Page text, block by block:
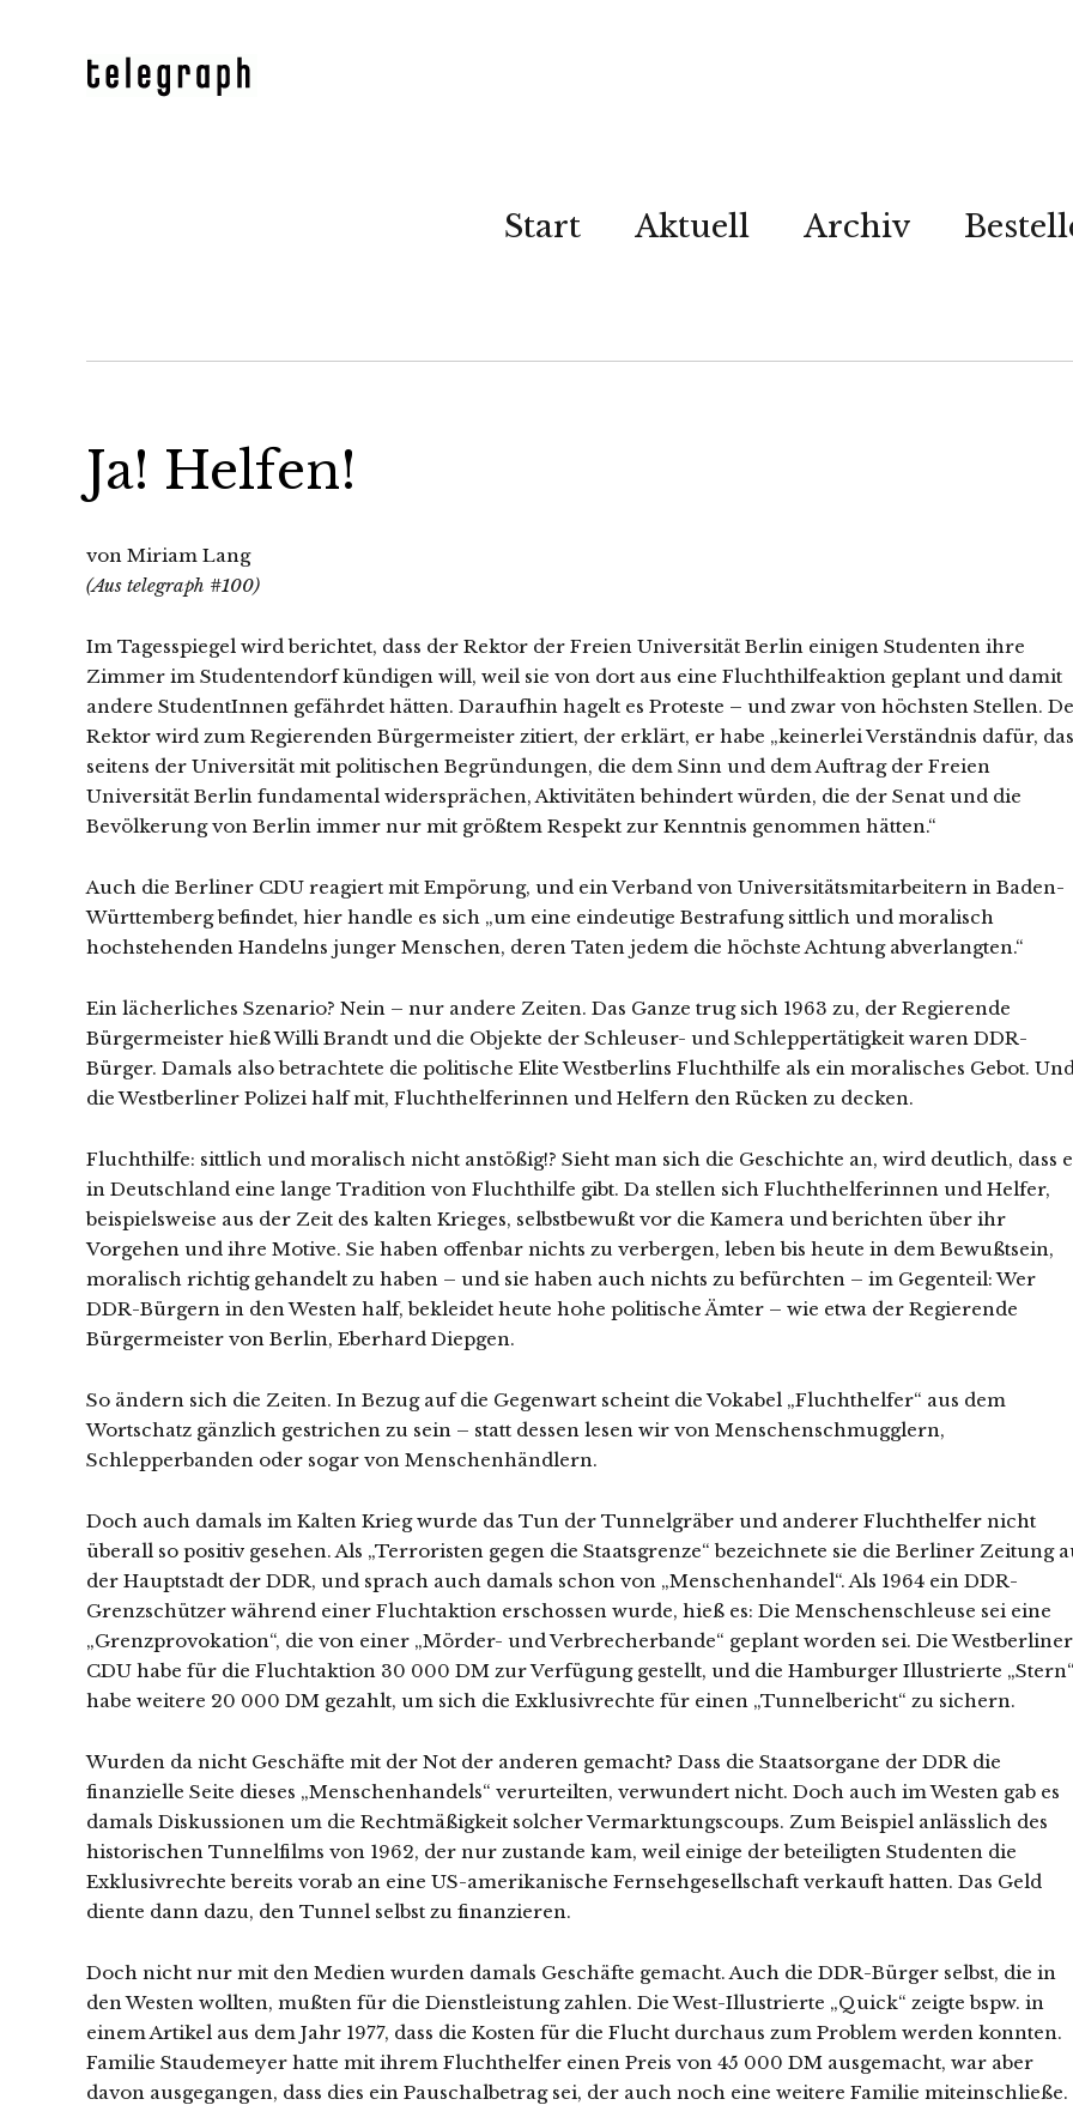
Start Aktuell Archiv
Ja! Helfen!
von Miriam Lang
(Aus telegraph #100)
Im Tagesspiegel wird berichtet, dass der Rektor der Freien Universität Berlin einigen Studenten ihre
Zimmer im Studentendorf kündigen will, weil sie von dort aus eine Fluchthilfeaktion geplant und damit
andere StudentInnen gefährdet hätten. Daraufhin hagelt es Proteste – und zwar von höchsten Stellen.
Rektor wird zum Regierenden Bürgermeister zitiert, der erklärt, er habe „keinerlei Verständnis dafür,
seitens der Universität mit politischen Begründungen, die dem Sinn und dem Auftrag der Freien
Universität Berlin fundamental widersprächen, Aktivitäten behindert würden, die der Senat und die
Bevölkerung von Berlin immer nur mit größtem Respekt zur Kenntnis genommen hätten.“
Auch die Berliner CDU reagiert mit Empörung, und ein Verband von Universitätsmitarbeitern in Baden-
Württemberg befindet, hier handle es sich „um eine eindeutige Bestrafung sittlich und moralisch
hochstehenden Handelns junger Menschen, deren Taten jedem die höchste Achtung abverlangten.“
Ein lächerliches Szenario? Nein – nur andere Zeiten. Das Ganze trug sich 1963 zu, der Regierende
Bürgermeister hieß Willi Brandt und die Objekte der Schleuser- und Schlep­per­tätigkeit waren DDR-
Bürger. Damals also betrachtete die politische Elite Westberlins Fluchthilfe als ein moralisches Gebot.
die Westberliner Polizei half mit, Fluchthelferinnen und Helfern den Rücken zu decken.
Fluchthilfe: sittlich und moralisch nicht anstößig!? Sieht man sich die Geschichte an, wird deutlich, dass
in Deutschland eine lange Tradition von Fluchthilfe gibt. Da stellen sich Fluchthelferinnen und Helfer,
beispielsweise aus der Zeit des kalten Krieges, selbstbewußt vor die Kamera und berichten über ihr
Vorgehen und ihre Motive. Sie haben offenbar nichts zu verbergen, leben bis heute in dem Bewußtsein,
moralisch richtig gehandelt zu haben – und sie haben auch nichts zu befürchten – im Gegenteil: Wer
DDR-Bürgern in den Westen half, bekleidet heute hohe politische Ämter – wie etwa der Regierende
Bürgermeister von Berlin, Eberhard Diepgen.
So ändern sich die Zeiten. In Bezug auf die Gegenwart scheint die Vokabel „Fluchthelfer“ aus dem
Wortschatz gänzlich gestrichen zu sein – statt dessen lesen wir von Menschenschmugglern,
Schlepperbanden oder sogar von Menschenhändlern.
Doch auch damals im Kalten Krieg wurde das Tun der Tunnelgräber und anderer Fluchthelfer nicht
überall so positiv gesehen. Als „Terroristen gegen die Staatsgrenze“ bezeichnete sie die Berliner Zeitung
der Hauptstadt der DDR, und sprach auch damals schon von „Menschenhandel“. Als 1964 ein DDR-
Grenzschützer während einer Fluchtaktion erschossen wurde, hieß es: Die Menschenschleuse sei eine
„Grenzprovokation“, die von einer „Mörder- und Verbrecherbande“ geplant worden sei. Die Westberliner
CDU habe für die Fluchtaktion 30 000 DM zur Verfügung gestellt, und die Hamburger Illustrierte „Stern“
habe weitere 20 000 DM gezahlt, um sich die Exklusivrechte für einen „Tunnelbericht“ zu sichern.
Wurden da nicht Geschäfte mit der Not der anderen gemacht? Dass die Staatsorgane der DDR die
finanzielle Seite dieses „Menschenhandels“ verurteilten, verwundert nicht. Doch auch im Westen gab es
damals Diskussionen um die Rechtmäßigkeit solcher Ver­marktungscoups. Zum Beispiel anlässlich des
historischen Tunnelfilms von 1962, der nur zustande kam, weil einige der beteiligten Studenten die
Exklusivrechte bereits vorab an eine US-amerikanische Fernsehgesellschaft verkauft hatten. Das Geld
diente dann dazu, den Tunnel selbst zu finanzieren.
Doch nicht nur mit den Medien wurden damals Geschäfte gemacht. Auch die DDR-Bürger selbst, die in
den Westen wollten, mußten für die Dienstleistung zahlen. Die West-Illustrierte „Quick“ zeigte bspw. in
einem Artikel aus dem Jahr 1977, dass die Kosten für die Flucht durchaus zum Problem werden konnten.
Familie Staudemeyer hatte mit ihrem Fluchthelfer einen Preis von 45 000 DM ausgemacht, war aber
davon ausgegangen, dass dies ein Pauschalbetrag sei, der auch noch eine weitere Familie miteinschließe.